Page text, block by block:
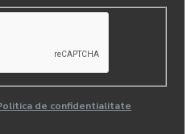
de confidentialitate